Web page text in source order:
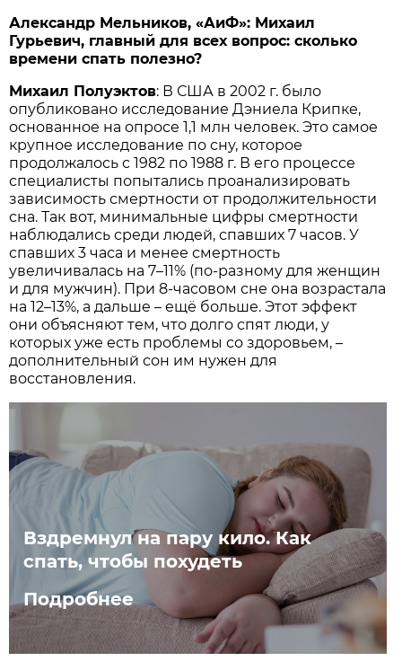
Александр Мельников, «АиФ»: Михаил
Гурьевич, главный для всех вопрос: сколько
времени спать полезно?
Михаил Полуэктов: В США в 2002 г. было
опубликовано исследование Дэниела Крипке,
основанное на опросе 1,1 млн человек. Это самое
крупное исследование по сну, которое
продолжалось с 1982 по 1988 г. В его процессе
специалисты попытались проанализировать
зависимость смертности от продолжительности
сна. Так вот, минимальные цифры смертности
наблюдались среди людей, спавших 7 часов. У
спавших 3 часа и менее смертность
увеличивалась на 7–11% (по-разному для женщин
и для мужчин). При 8-часовом сне она возрастала
на 12–13%, а дальше – ещё больше. Этот эффект
они объясняют тем, что долго спят люди, у
которых уже есть проблемы со здоровьем, –
дополнительный сон им нужен для
восстановления.
Вздремнул на пару кило. Как
спать, чтобы похудеть
Подробнее